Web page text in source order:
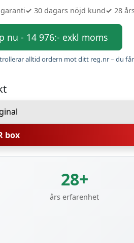
✓ 30 dagars nöjd kund✓ 28
nu - 14 976:- exkl moms
alltid ordern mot ditt reg.nr – du
box
28+
års erfarenhet